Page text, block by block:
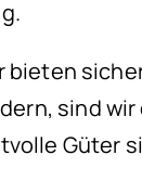
sind
Güter